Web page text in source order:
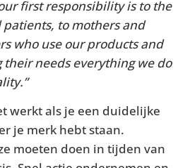
first responsibility is to the
patients, to mothers and
who use our products and
their needs everything we do
werkt als je een duidelijke
je merk hebt staan.
moeten doen in tijden van